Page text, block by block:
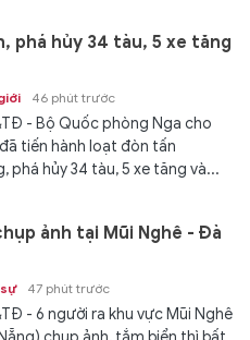
phá hủy 34 tàu, 5 xe tăng
46 phút trước
- Bộ Quốc phòng Nga cho
tiến hành loạt đòn tấn
phá hủy 34 tàu, 5 xe tăng và...
ảnh tại Mũi Nghê - Đà
47 phút trước
- 6 người ra khu vực Mũi Nghê